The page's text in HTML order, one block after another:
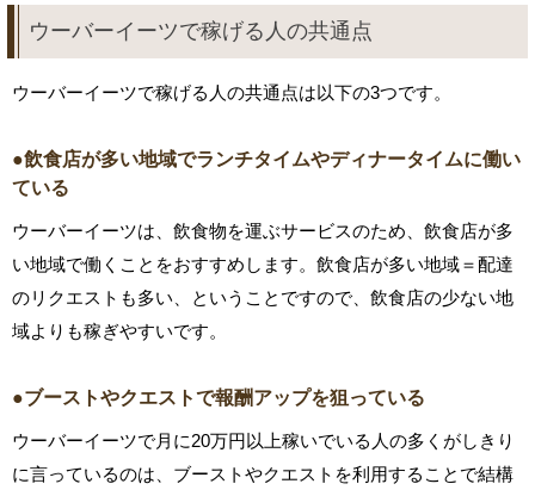
ウーバーイーツで稼げる人の共通点
ウーバーイーツで稼げる人の共通点は以下の3つです。
●飲食店が多い地域でランチタイムやディナータイムに働い
ている
ウーバーイーツは、飲食物を運ぶサービスのため、飲食店が多
い地域で働くことをおすすめします。飲食店が多い地域＝配達
のリクエストも多い、ということですので、飲食店の少ない地
域よりも稼ぎやすいです。
●ブーストやクエストで報酬アップを狙っている
ウーバーイーツで月に20万円以上稼いでいる人の多くがしきり
に言っているのは、ブーストやクエストを利用することで結構